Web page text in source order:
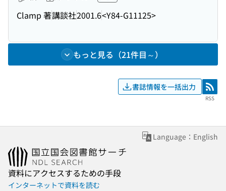
Clamp 著講談社2001.6<Y84-G11125>
もっと見る（21件目～）
書誌情報を一括出力 RSS
RSS
Language：English
資料にアクセスするための手段
インターネットで資料を読む